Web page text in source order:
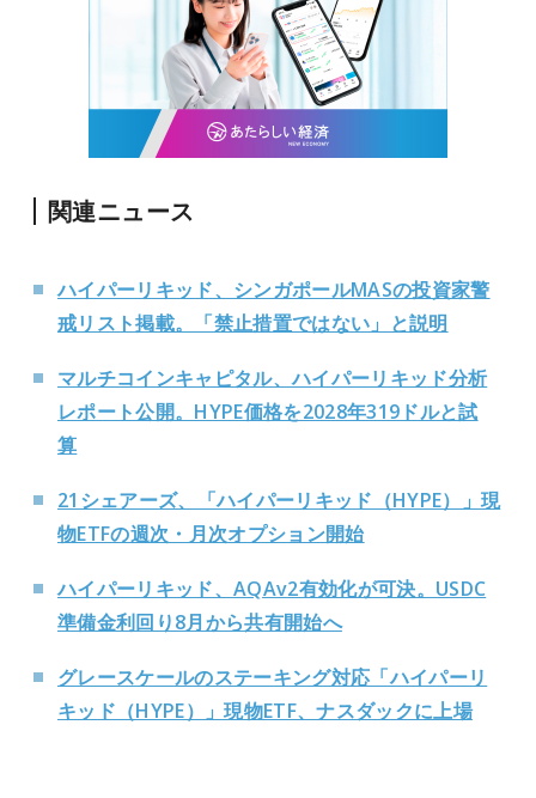
関連ニュース
ハイパーリキッド、シンガポールMASの投資家警
戒リスト掲載。「禁止措置ではない」と説明
マルチコインキャピタル、ハイパーリキッド分析
レポート公開。HYPE価格を2028年319ドルと試
算
21シェアーズ、「ハイパーリキッド（HYPE）」現
物ETFの週次・月次オプション開始
ハイパーリキッド、AQAv2有効化が可決。USDC
準備金利回り8月から共有開始へ
グレースケールのステーキング対応「ハイパーリ
キッド（HYPE）」現物ETF、ナスダックに上場